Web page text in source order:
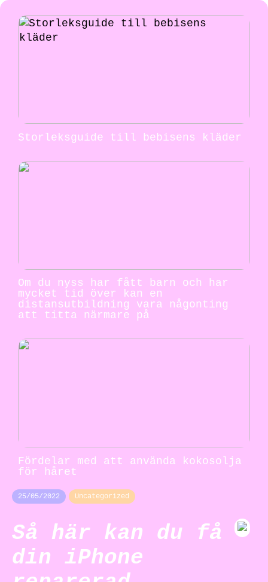
Storleksguide till bebisens kläder
Om du nyss har fått barn och har
mycket tid över kan en
distansutbildning vara någonting
att titta närmare på
Fördelar med att använda kokosolja
för håret
25/05/2022 Uncategorized
Så här kan du få
din iPhone